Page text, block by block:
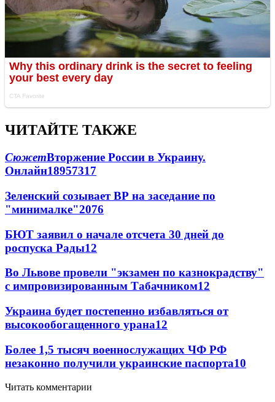
ЧИТАЙТЕ ТАКЖЕ
СюжетВторжение России в Украину.
Онлайн18957317
Зеленский созывает ВР на заседание по
"минималке"2076
БЮТ заявил о начале отсчета 30 дней до
роспуска Рады12
Во Львове провели "экзамен по казнокрадству"
с импровизированным Табачником12
Украина будет постепенно избавляться от
высокообогащенного урана12
Более 1,5 тысяч военнослужащих ЧФ РФ
незаконно получили украинские паспорта10
Читать комментарии